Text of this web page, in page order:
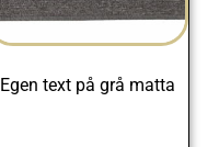
Egen text på grå matta